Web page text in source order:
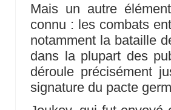
Mais un autre
connu : les combats
notamment la bataille
dans la plupart des
déroule précisément
signature du pacte